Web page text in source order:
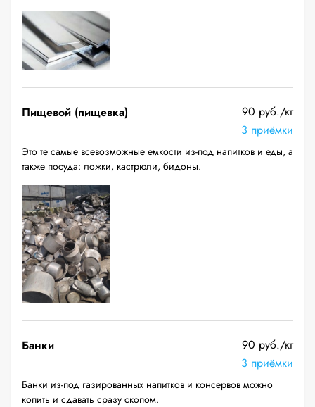
Пищевой (пищевка)
90 руб./кг
3 приёмки
Это те самые всевозможные емкости из-под напитков и еды, а
также посуда: ложки, кастрюли, бидоны.
Банки
90 руб./кг
3 приёмки
Банки из-под газированных напитков и консервов можно
копить и сдавать сразу скопом.